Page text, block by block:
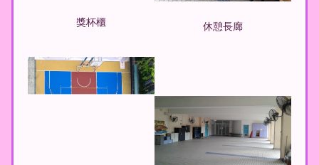
獎杯櫃 休憩長廊